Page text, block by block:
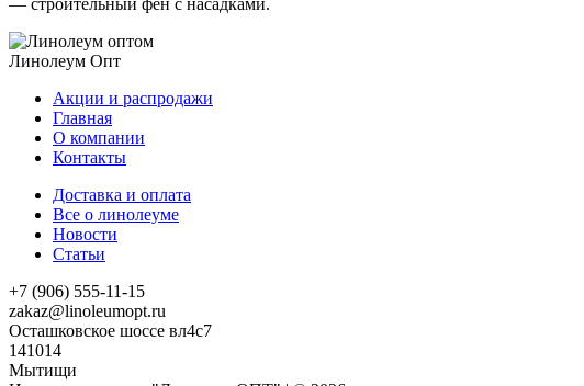
Линолеум Опт
Акции и распродажи
Главная
О компании
Контакты
Доставка и оплата
Все о линолеуме
Новости
Статьи
+7 (906) 555-11-15
zakaz@linoleumopt.ru
Осташковское шоссе вл4с7
141014
Мытищи